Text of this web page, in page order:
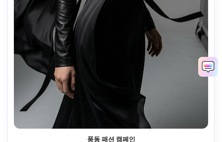
풍동 패션 캠페인